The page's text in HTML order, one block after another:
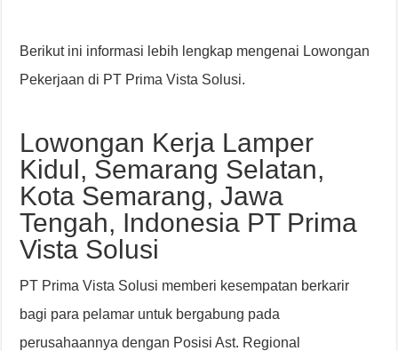
Berikut ini informasi lebih lengkap mengenai Lowongan
Pekerjaan di PT Prima Vista Solusi.
Lowongan Kerja Lamper
Kidul, Semarang Selatan,
Kota Semarang, Jawa
Tengah, Indonesia PT Prima
Vista Solusi
PT Prima Vista Solusi memberi kesempatan berkarir
bagi para pelamar untuk bergabung pada
perusahaannya dengan Posisi Ast. Regional